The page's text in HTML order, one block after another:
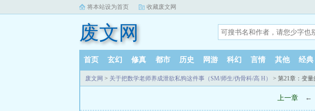
将本站设为首页 收藏废文网
废文网
首页 玄幻 修真 都市 历史 网游 科幻 言情 其他 经典
废文网 > 关于把数学老师养成泄欲私狗这件事（SM/师生/伪骨科/高 H） > 第21章：变
上一章 ←